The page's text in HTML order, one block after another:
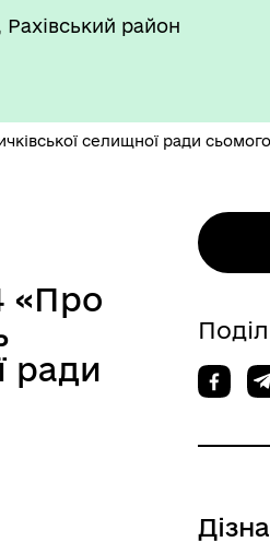
район
селищної ради
«Про
ради